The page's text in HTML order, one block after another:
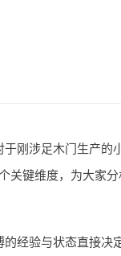
刚涉足木门生产的
键维度，为大家分
经验与状态直接决